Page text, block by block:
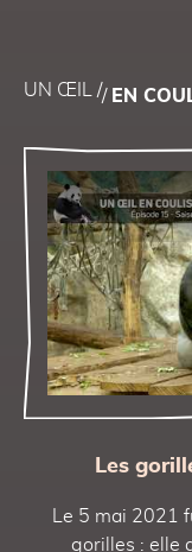
UN ŒIL // EN
Les
Le 5 mai 2021
gorilles : elle